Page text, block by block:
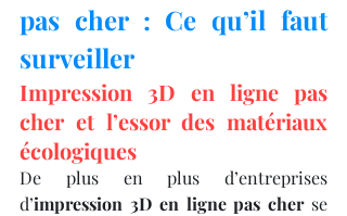
pas cher : Ce qu’il faut
surveiller
Impression 3D en ligne pas
cher et l’essor des matériaux
écologiques
De plus en plus d’entreprises
d’impression 3D en ligne pas cher se